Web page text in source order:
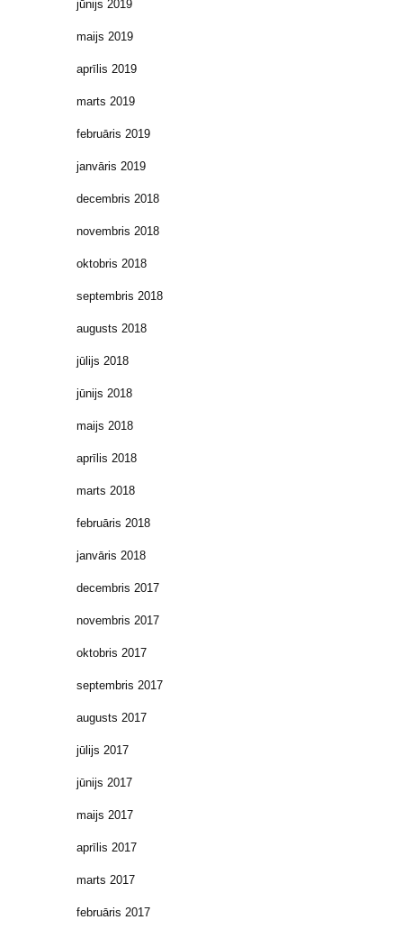
jūnijs 2019
maijs 2019
aprīlis 2019
marts 2019
februāris 2019
janvāris 2019
decembris 2018
novembris 2018
oktobris 2018
septembris 2018
augusts 2018
jūlijs 2018
jūnijs 2018
maijs 2018
aprīlis 2018
marts 2018
februāris 2018
janvāris 2018
decembris 2017
novembris 2017
oktobris 2017
septembris 2017
augusts 2017
jūlijs 2017
jūnijs 2017
maijs 2017
aprīlis 2017
marts 2017
februāris 2017